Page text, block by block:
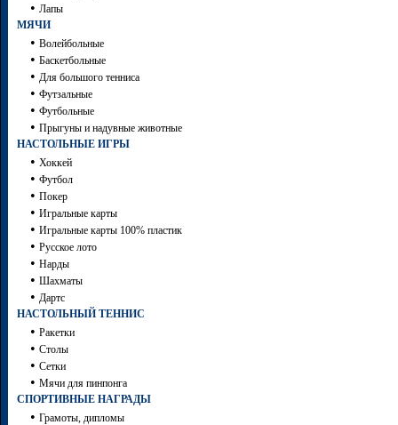
• Лапы
МЯЧИ
• Волейбольные
• Баскетбольные
• Для большого тенниса
• Футзальные
• Футбольные
• Прыгуны и надувные животные
НАСТОЛЬНЫЕ ИГРЫ
• Хоккей
• Футбол
• Покер
• Игральные карты
• Игральные карты 100% пластик
• Русское лото
• Нарды
• Шахматы
• Дартc
НАСТОЛЬНЫЙ ТЕННИС
• Ракетки
• Столы
• Сетки
• Мячи для пинпонга
СПОРТИВНЫЕ НАГРАДЫ
• Грамоты, дипломы